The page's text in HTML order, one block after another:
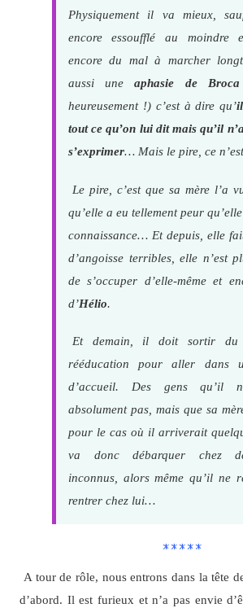
Physiquement il va mieux,
encore essoufflé au moindre
encore du mal à marcher
aussi uneaphasie de Broca
heureusement !) c’est à dire qu’
tout ce qu’on lui dit mais qu’il
s’exprimer… Mais le pire, ce
Le pire, c’est que sa mère l’a
qu’elle a eu tellement peur
connaissance… Et depuis, elle
d’angoisse terribles, elle n’est
de s’occuper d’elle-même et
d’Hélio.
Et demain, il doit sortir du
rééducation pour aller dans
d’accueil. Des gens qu’il
absolument pas, mais que sa
pour le cas où il arriverait
va donc débarquer chez
inconnus, alors même qu’il ne
rentrer chez lui…
*****
A tour de rôle, nous entrons dans la tête
d’abord. Il est furieux et n’a pas envie